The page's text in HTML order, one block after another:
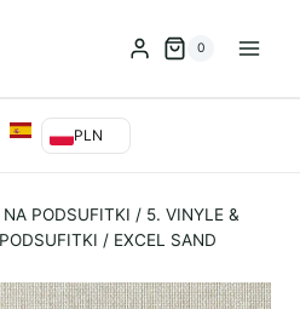
0
PLN
PODSUFITKI / 5. VINYLE &
/ EXCEL SAND